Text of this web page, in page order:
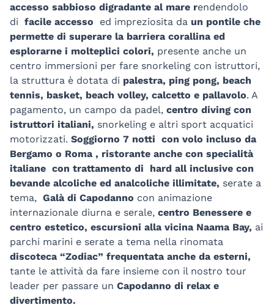
accesso sabbioso digradante al mare rendendolo
di facile accesso ed impreziosita da un pontile che
permette di superare la barriera corallina ed
esplorarne i molteplici colori, presente anche un
centro immersioni per fare snorkeling con istruttori,
la struttura è dotata di palestra, ping pong, beach
tennis, basket, beach volley, calcetto e pallavolo. A
pagamento, un campo da padel, centro diving con
istruttori italiani, snorkeling e altri sport acquatici
motorizzati. Soggiorno 7 notti con volo incluso da
Bergamo o Roma , ristorante anche con specialità
italiane con trattamento di hard all inclusive con
bevande alcoliche ed analcoliche illimitate, serate a
tema, Galà di Capodanno con animazione
internazionale diurna e serale, centro Benessere e
centro estetico, escursioni alla vicina Naama Bay, ai
parchi marini e serate a tema nella rinomata
discoteca “Zodiac” frequentata anche da esterni,
tante le attività da fare insieme con il nostro tour
leader per passare un Capodanno di relax e
divertimento.